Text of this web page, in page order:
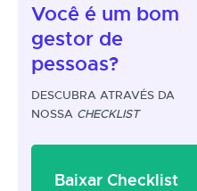
Você é um bom
gestor de
pessoas?
DESCUBRA ATRAVÉS DA
NOSSA CHECKLIST
Baixar Checklist